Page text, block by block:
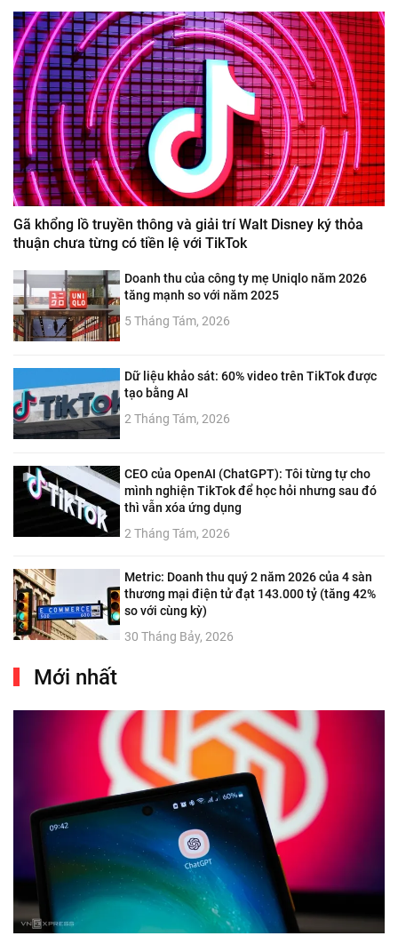
Gã khổng lồ truyền thông và giải trí Walt Disney ký thỏa
thuận chưa từng có tiền lệ với TikTok
Doanh thu của công ty mẹ Uniqlo năm 2026
tăng mạnh so với năm 2025
5 Tháng Tám, 2026
Dữ liệu khảo sát: 60% video trên TikTok được
tạo bằng AI
2 Tháng Tám, 2026
CEO của OpenAI (ChatGPT): Tôi từng tự cho
mình nghiện TikTok để học hỏi nhưng sau đó
thì vẫn xóa ứng dụng
2 Tháng Tám, 2026
Metric: Doanh thu quý 2 năm 2026 của 4 sàn
thương mại điện tử đạt 143.000 tỷ (tăng 42%
so với cùng kỳ)
30 Tháng Bảy, 2026
Mới nhất